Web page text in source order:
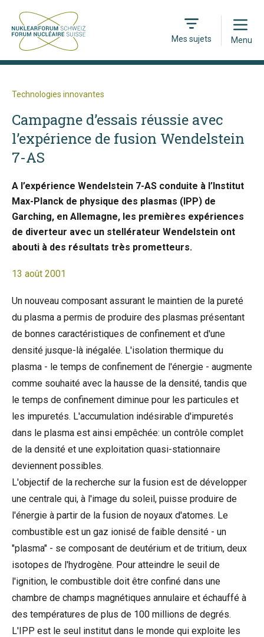
Mes sujets
Open
Menu
Technologies innovantes
Campagne d’essais réussie avec
l’expérience de fusion Wendelstein
7-AS
A l’expérience Wendelstein 7-AS conduite à l’Institut
Max-Planck de physique des plasmas (IPP) de
Garching, en Allemagne, les premières expériences
de diverteur avec un stellérateur Wendelstein ont
abouti à des résultats très prometteurs.
13 août 2001
Un nouveau composant assurant le maintien de la pureté
du plasma a permis de produire des plasmas présentant
de bonnes caractéristiques de confinement et d'une
densité jusque-là inégalée. L'isolation thermique du
plasma - le temps de confinement de l'énergie - augmente
comme souhaité avec la hausse de la densité, tandis que
le temps de confinement diminue pour les particules et
les impuretés. L'accumulation indésirable d'impuretés
dans le plasma est ainsi empêchée: un contrôle complet
de la densité et une exploitation quasi-stationnaire
deviennent possibles.
L'objectif de la recherche sur la fusion est de développer
une centrale qui, à l'image du soleil, puisse produire de
l'énergie à partir de la fusion de noyaux d'atomes. Le
combustible est un gaz ionisé de faible densité - un
"plasma" - se composant de deutérium et de tritium, deux
isotopes de l'hydrogène. Pour atteindre le seuil de
l'ignition, le combustible doit être confiné dans une
chambre de champs magnétiques annulaire et échauffé à
des températures de plus de 100 millions de degrés.
L'IPP est le seul institut dans le monde qui exploite les